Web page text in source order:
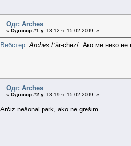
Одг: Arches
« Одговор #1 у: 13.12 ч. 15.02.2009. »
Вебстер: Arches /ˈär-chəz/. Ако ме неко не
Одг: Arches
« Одговор #2 у: 13.19 ч. 15.02.2009. »
Arčiz nešonal park, ako ne grešim...